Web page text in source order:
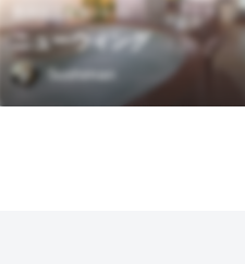
墨田区江東橋2-6-11
ニューウィング
Sushiman